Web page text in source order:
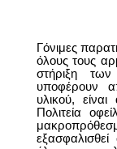
Γόνιμες
όλους τους
στήριξη
υποφέρουν
υλικού,
Πολιτεία